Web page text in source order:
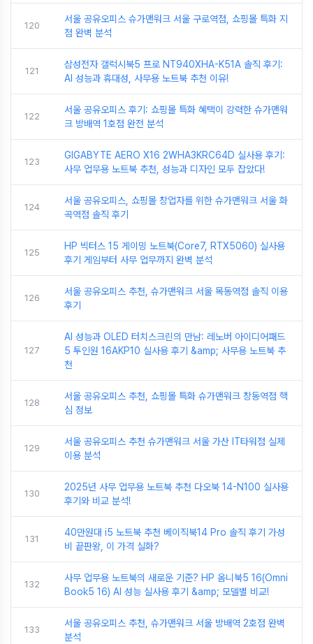
120
서울 공유오피스 슈가맨워크 서울 구로역점, 쇼핑몰 특화 지
점 완벽 분석
121
삼성전자 갤럭시북5 프로 NT940XHA-K51A 솔직 후기:
AI 성능과 휴대성, 사무용 노트북 추천 이유!
122
서울 공유오피스 후기: 쇼핑몰 특화 혜택이 강력한 슈가맨워
크 방배역 1호점 완전 분석
123
GIGABYTE AERO X16 2WHA3KRC64D 실사용 후기:
사무 업무용 노트북 추천, 성능과 디자인 모두 잡았다!
124
서울 공유오피스, 쇼핑몰 창업자를 위한 슈가맨워크 서울 화
곡역점 솔직 후기
125
HP 빅터스 15 게이밍 노트북(Core7, RTX5060) 실사용
후기 게임부터 사무 업무까지 완벽 분석
126
서울 공유오피스 추천, 슈가맨워크 서울 목동역점 솔직 이용
후기
127
AI 성능과 OLED 터치스크린의 만남: 레노버 아이디어패드
5 투인원 16AKP10 실사용 후기 &amp; 사무용 노트북 추
천
128
서울 공유오피스 추천, 쇼핑몰 특화 슈가맨워크 창동역점 핵
심 정보
129
서울 공유오피스 추천 슈가맨워크 서울 가산 IT타워점 실제
이용 분석
130
2025년 사무 업무용 노트북 추천 다오북 14-N100 실사용
후기와 비교 분석!
131
40만원대 i5 노트북 추천 베이직북14 Pro 솔직 후기 가성
비 끝판왕, 이 가격 실화?
132
사무 업무용 노트북의 새로운 기준? HP 옴니북5 16(Omni
Book5 16) AI 성능 실사용 후기 &amp; 모델별 비교!
133
서울 공유오피스 추천, 슈가맨워크 서울 방배역 2호점 완벽
분석